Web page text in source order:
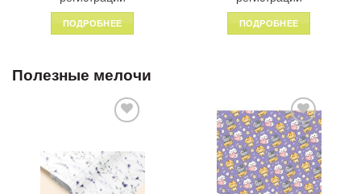
ПОДРОБНЕЕ ПОДРОБНЕЕ
Полезные мелочи
желаний
Добавить
в список
желаний